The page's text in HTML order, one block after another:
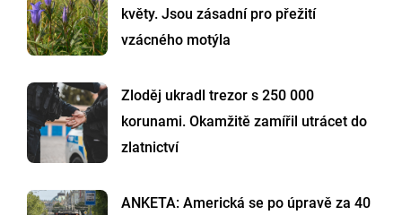
květy. Jsou zásadní pro přežití
vzácného motýla
Zloděj ukradl trezor s 250 000
korunami. Okamžitě zamířil utrácet do
zlatnictví
ANKETA: Americká se po úpravě za 40